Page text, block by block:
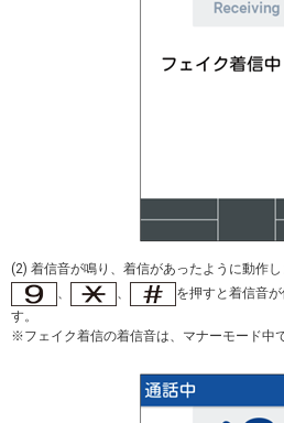
(2) 着信音が鳴り、着信があったように動作し
、
、
を押すと着信音
す。
※フェイク着信の着信音は、マナーモード中